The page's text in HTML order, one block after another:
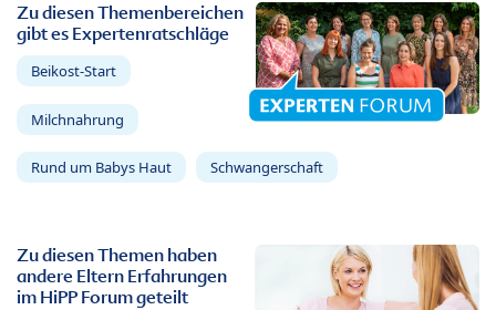
Zu diesen Themenbereichen
gibt es Expertenratschläge
Beikost-Start
Milchnahrung
Rund um Babys Haut Schwangerschaft
Zu diesen Themen haben
andere Eltern Erfahrungen
im HiPP Forum geteilt